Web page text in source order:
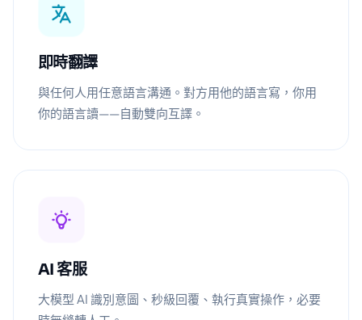
即時翻譯
與任何人用任意語言溝通。對方用他的語言寫，你用
你的語言讀——自動雙向互譯。
AI 客服
大模型 AI 識別意圖、秒級回覆、執行真實操作，必要